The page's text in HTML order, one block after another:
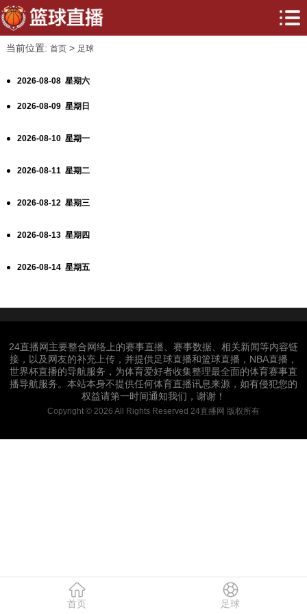
当前位置: 首页> 足球
2026-08-08 星期六
2026-08-09 星期日
2026-08-10 星期一
2026-08-11 星期二
2026-08-12 星期三
2026-08-13 星期四
2026-08-14 星期五
24直播网主要整合网络上的赛事直播、赛事数据、相关新闻等内容链
接，以及网友的补充上传，并提供足球直播和篮球直播，NBA直播，
世界杯直播的导航服务，为体育爱好者收集整理最全面的体育赛事直
播导航服务。本站本身不提供任何体育直播讯息来源，如有侵犯您的
权益请第一时间通知我们，谢谢！
Copyright © 2026 All Rights Reserved 24直播网 版权所有
首页 足球